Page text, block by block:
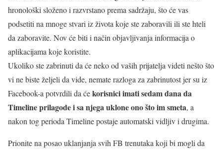
hronološki složeno i razvrstano prema sadržaju, što će vas
podsetiti na mnoge stvari iz života koje ste zaboravili ili ste hteli
da zaboravite. Nov će biti i način objavljivanja informacija o
aplikacijama koje koristite.
Ukoliko ste zabrinuti da će neko od vaših prijatelja videti nešto što
vi ne biste željeli da vide, nemate razloga za zabrinutost jer su iz
Facebook-a potvrdili da ćekorisnici imati sedam dana da
Timeline prilagode i sa njega uklone ono što im smeta, a
nakon tog perioda Timeline postaje automatski vidljiv i drugima.
Prionite na posao uklanjanja svih FB trenutaka koji bi mogli da